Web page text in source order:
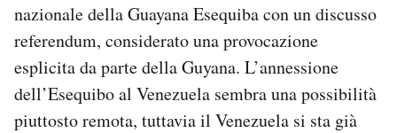
nazionale della Guayana Esequiba con un discusso
referendum, considerato una provocazione
esplicita da parte della Guyana. L’annessione
dell’Esequibo al Venezuela sembra una possibilità
piuttosto remota, tuttavia il Venezuela si sta già